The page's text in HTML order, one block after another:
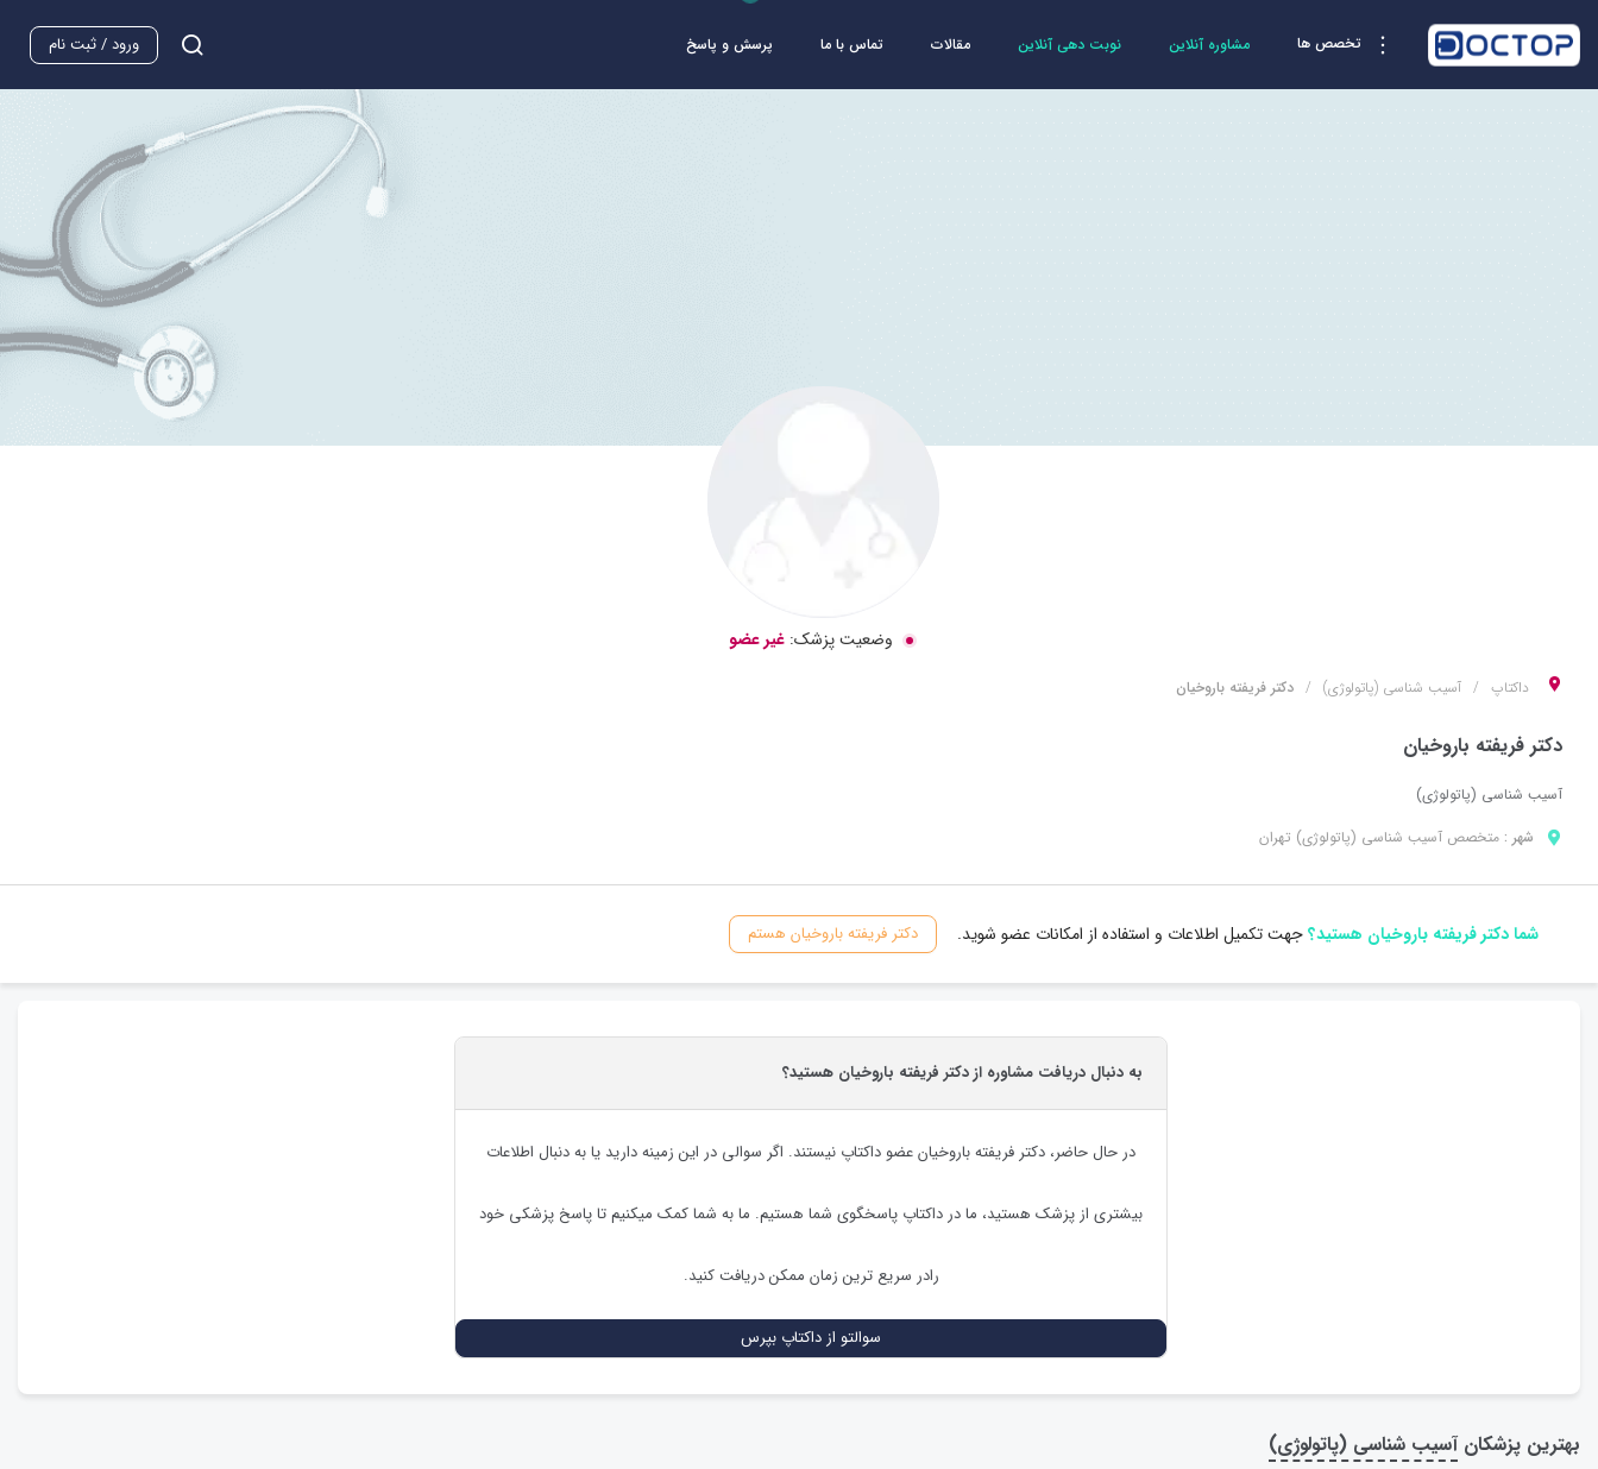
تخصص ها مشاوره آنلاین نوبت دهی آنلاین مقالات تماس با ما پرسش و پاسخ ورود / ثبت نام
وضعیت پزشک: غیر عضو
داکتاپ آسیب شناسی (پاتولوژی) دکتر فریفته باروخیان
دکتر فریفته باروخیان
آسیب شناسی (پاتولوژی)
شهر : متخصص آسیب شناسی (پاتولوژی) تهران
شما دکتر فریفته باروخیان هستید؟جهت تکمیل اطلاعات و استفاده از امکانات عضو شوید. دکتر فریفته باروخیان هستم
به دنبال دریافت مشاوره از دکتر فریفته باروخیان هستید؟
در حال حاضر، دکتر فریفته باروخیانعضو داکتاپ نیستند. اگر سوالی در این زمینه دارید یا به دنبال اطلاعات
بیشتری از پزشک هستید، ما در داکتاپ پاسخگوی شما هستیم. ما به شما کمک میکنیم تا پاسخ پزشکی خود
رادر سریع ترین زمان ممکن دریافت کنید.
سوالتو از داکتاپ بپرس
بهترین پزشکان آسیب شناسی (پاتولوژی)